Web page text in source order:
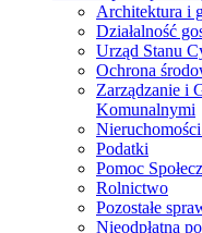
Architektura i
Działalność
Urząd Stanu
Ochrona
Zarządzanie i
Komunalnymi
Podatki
Pomoc
Rolnictwo
Pozostałe
Nieodpłatna